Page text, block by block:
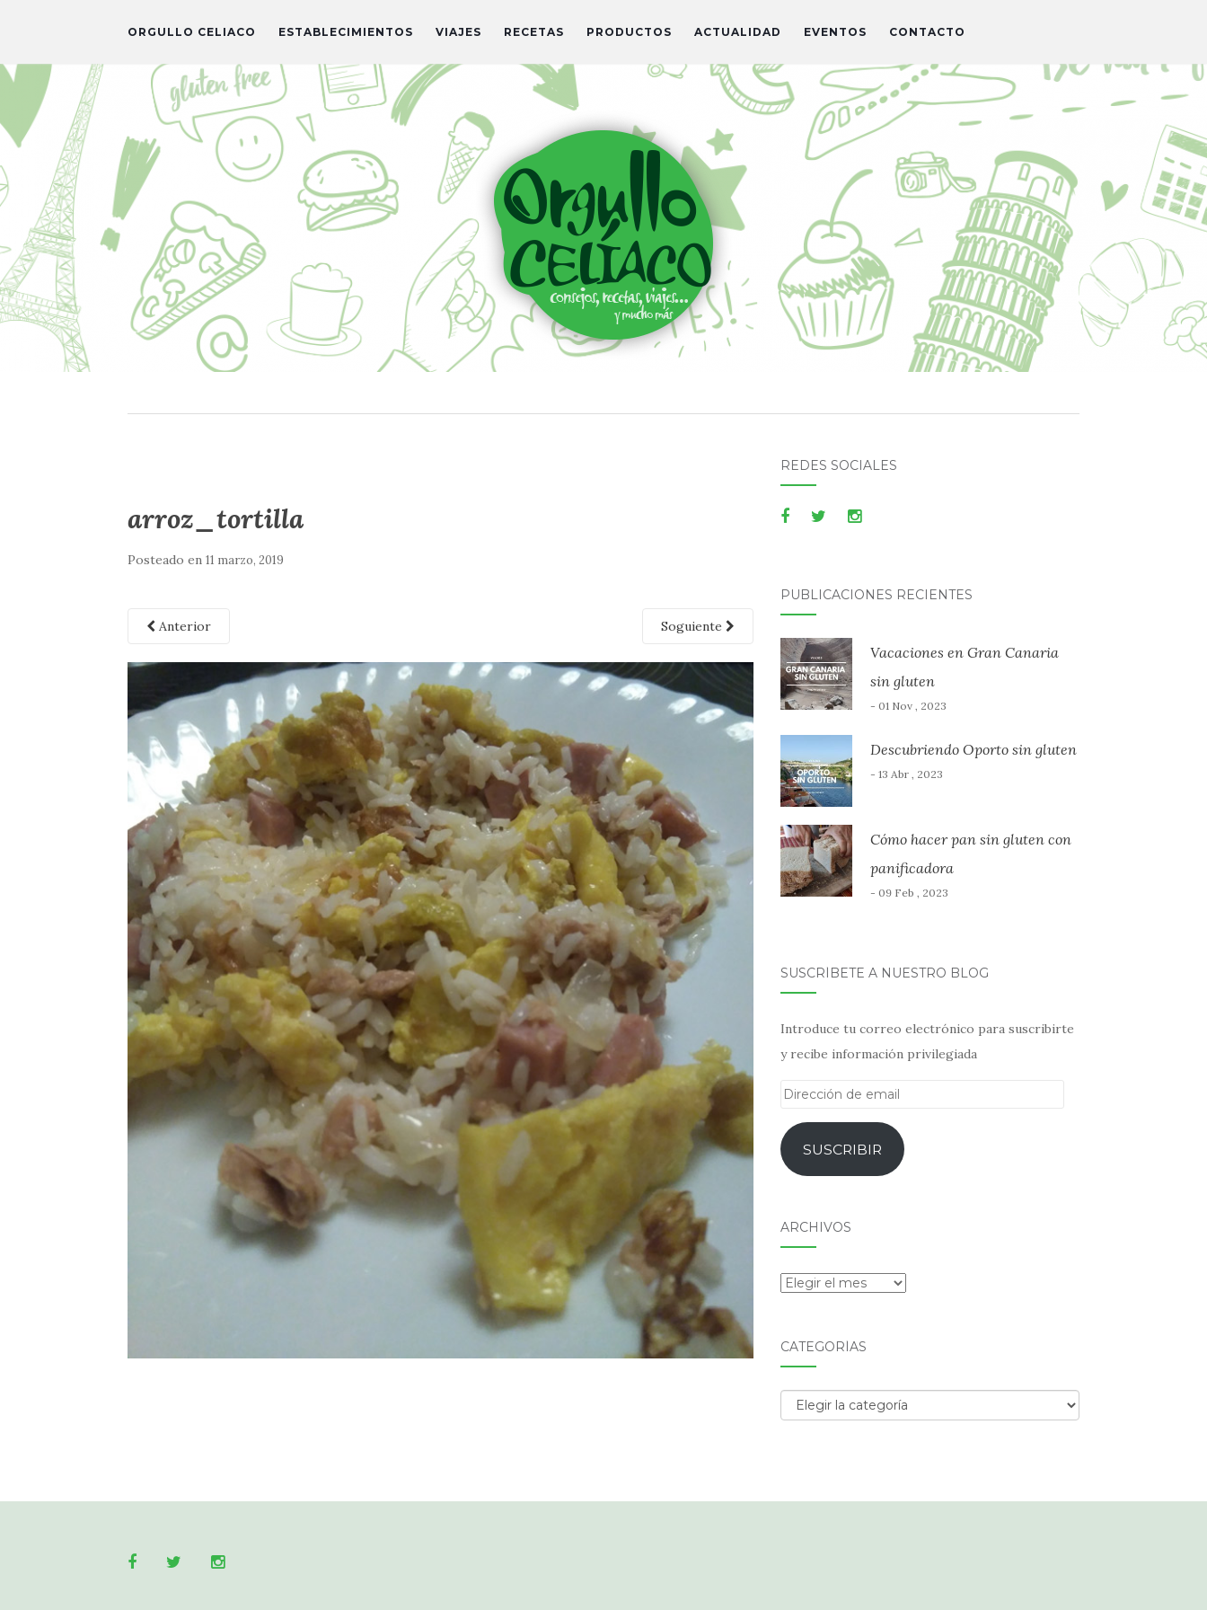
ORGULLO CELIACO ESTABLECIMIENTOS VIAJES RECETAS PRODUCTOS ACTUALIDAD EVENTOS CONTACTO
arroz_tortilla
Posteado en 11 marzo, 2019
Anterior Soguiente
REDES SOCIALES
PUBLICACIONES RECIENTES
Vacaciones en Gran Canaria
sin gluten
- 01 Nov , 2023
Descubriendo Oporto sin gluten
- 13 Abr , 2023
Cómo hacer pan sin gluten con
panificadora
- 09 Feb , 2023
SUSCRÍBETE A NUESTRO BLOG
Introduce tu correo electrónico para suscribirte
y recibe información privilegiada
Dirección
emailSUSCRIBIR
ARCHIVOS
Archivos
CATEGORÍAS
Categorías